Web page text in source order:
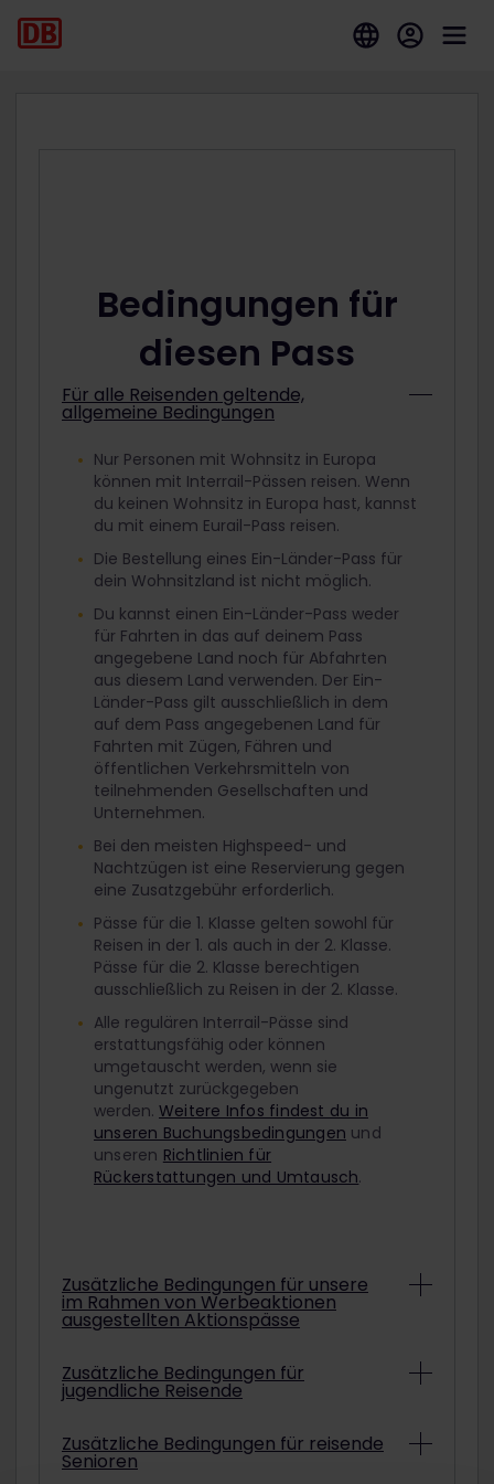
Bedingungen für
diesen Pass
Für alle Reisenden geltende,
allgemeine Bedingungen
Nur Personen mit Wohnsitz in Europa
können mit Interrail-Pässen reisen. Wenn
du keinen Wohnsitz in Europa hast, kannst
du mit einem Eurail-Pass reisen.
Die Bestellung eines Ein-Länder-Pass für
dein Wohnsitzland ist nicht möglich.
Du kannst einen Ein-Länder-Pass weder
für Fahrten in das auf deinem Pass
angegebene Land noch für Abfahrten
aus diesem Land verwenden. Der Ein-
Länder-Pass gilt ausschließlich in dem
auf dem Pass angegebenen Land für
Fahrten mit Zügen, Fähren und
öffentlichen Verkehrsmitteln von
teilnehmenden Gesellschaften und
Unternehmen.
Bei den meisten Highspeed- und
Nachtzügen ist eine Reservierung gegen
eine Zusatzgebühr erforderlich.
Pässe für die 1. Klasse gelten sowohl für
Reisen in der 1. als auch in der 2. Klasse.
Pässe für die 2. Klasse berechtigen
ausschließlich zu Reisen in der 2. Klasse.
Alle regulären Interrail-Pässe sind
erstattungsfähig oder können
umgetauscht werden, wenn sie
ungenutzt zurückgegeben
werden. Weitere Infos findest du in
unseren Buchungsbedingungen und
unseren Richtlinien für
Rückerstattungen und Umtausch.
Zusätzliche Bedingungen für unsere
im Rahmen von Werbeaktionen
ausgestellten Aktionspässe
Abhängig von den konkreten
Bedingungen können Interrail-Pässe aus
erstattet oder umgetauscht werden.
Informationen darüber, ob der gekaufte
Zusätzliche Bedingungen für
jugendliche Reisende
Um mit einem ermäßigten Jugendpass
zu reisen, musst du am ausgewählten
Zusätzliche Bedingungen für reisende
Senioren